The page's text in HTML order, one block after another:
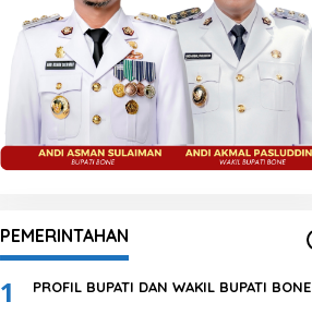
PEMERINTAHAN
1 PROFIL BUPATI DAN WAKIL BUPATI BONE